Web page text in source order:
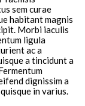
sem curae
habitant magnis
Morbi iaculis
ligula
ac a
a tincidunt a
dignissim a
in varius.